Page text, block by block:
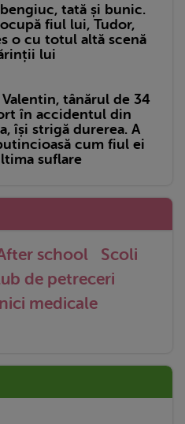
tată și bunic.
fiul lui, Tudor,
o cu totul altă scenă
lui
tânărul de 34
în accidentul din
își strigă durerea. A
cum fiul ei
suflare
school
Scoli
de petreceri
medicale